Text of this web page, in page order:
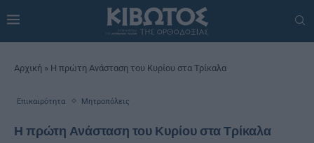
Αρχική » Η πρώτη Ανάσταση του Κυρίου στα Τρίκαλα
Επικαιρότητα Μητροπόλεις
Η πρώτη Ανάσταση του Κυρίου στα Τρίκαλα